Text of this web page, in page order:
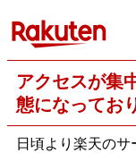
アクセスが集
態になってお
日頃より楽天の